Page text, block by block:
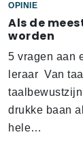
OPINIE
Als de
worden
5 vragen aan
leraar Van
drukke baan
hele…